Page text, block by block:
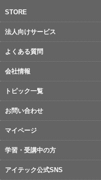
STORE
法人向けサービス
よくある質問
会社情報
トピック一覧
お問い合わせ
マイページ
学習・受講中の方
アイテック公式SNS